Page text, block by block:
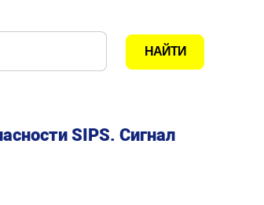
SIPS. Сигнал